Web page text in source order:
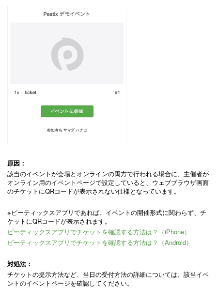
原因：
該当のイベントが会場とオンラインの両方で行われる場合に、主催者が
オンライン用のイベントページで設定していると、ウェブブラウザ画面
のチケットにQRコードが表示されない仕様となっています。
※ピーティックスアプリであれば、イベントの開催形式に関わらず、チ
ケットにQRコードが表示されます。
ピーティックスアプリでチケットを確認する方法は？（iPhone）
ピーティックスアプリでチケットを確認する方法は？（Android）
対処法：
チケットの提示方法など、当日の受付方法の詳細については、該当イベ
ントのイベントページを確認してください。